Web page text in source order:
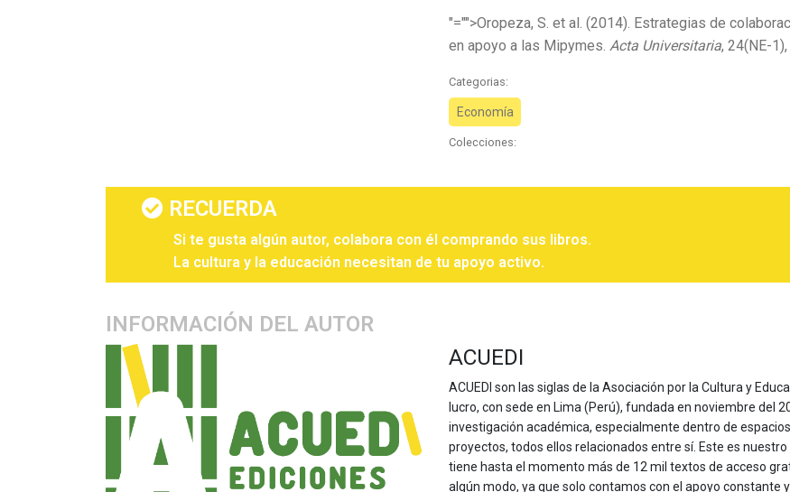
"="">Oropeza, S. et al. (2014). Estrategias de
en apoyo a las Mipymes. Acta Universitaria, 24(NE-
Categorias:
Economía
Colecciones:
RECUERDA
Si te gusta algún autor, colabora con él comprando sus libros.
La cultura y la educación necesitan de tu apoyo activo.
INFORMACIÓN DEL AUTOR
ACUEDI
ACUEDI son las siglas de la Asociación por la Cultura y
lucro, con sede en Lima (Perú), fundada en noviembre del
investigación académica, especialmente dentro de
proyectos, todos ellos relacionados entre sí. Este es
tiene hasta el momento más de 12 mil textos de acceso
algún modo, ya que solo contamos con el apoyo constante